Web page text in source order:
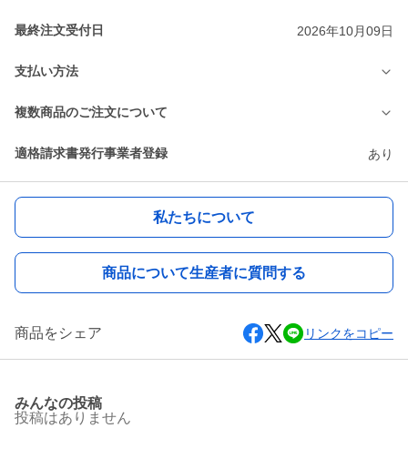
最終注文受付日 2026年10月09日
支払い方法
複数商品のご注文について
適格請求書発行事業者登録 あり
私たちについて
商品について生産者に質問する
商品をシェア リンクをコピー
みんなの投稿
投稿はありません